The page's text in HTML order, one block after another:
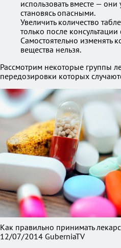
использовать вместе —
становясь опасными.
Увеличить количество
только после
Самостоятельно изменять
вещества нельзя.
Рассмотрим некоторые группы
передозировки которых
Как правильно принимать
12/07/2014 GuberniaTV